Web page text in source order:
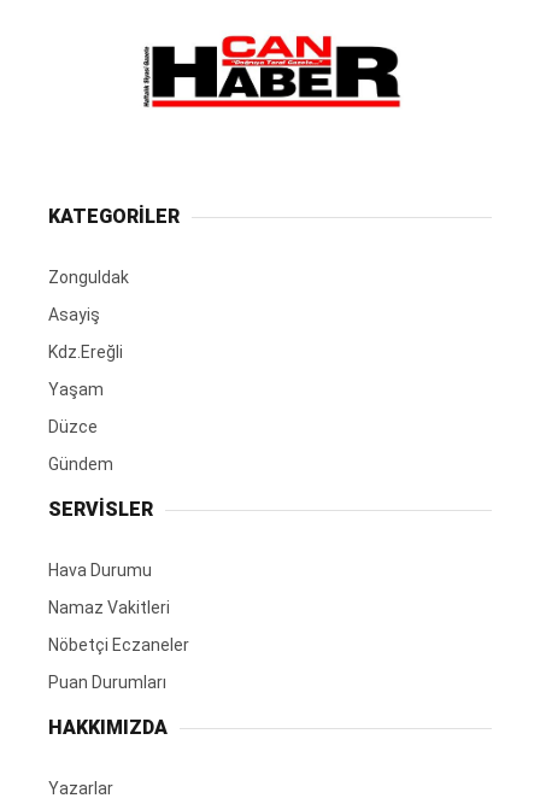
KATEGORİLER
Zonguldak
Asayiş
Kdz.Ereğli
Yaşam
Düzce
Gündem
SERVİSLER
Hava Durumu
Namaz Vakitleri
Nöbetçi Eczaneler
Puan Durumları
HAKKIMIZDA
Yazarlar